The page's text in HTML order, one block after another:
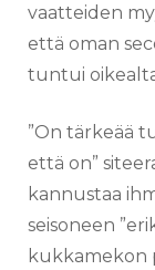
vaatteiden
että oman
tuntui
”On tärkeää
että on”
kannustaa
seisoneen
kukkamekon